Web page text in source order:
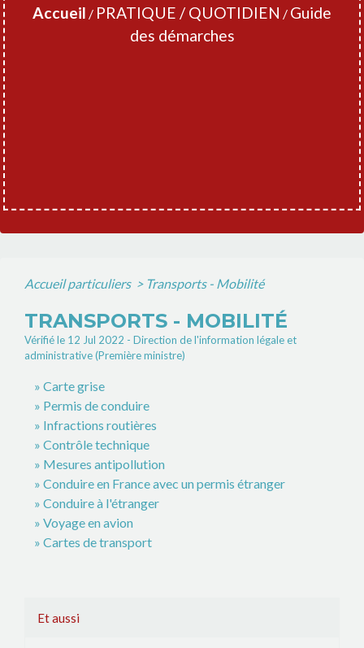
Accueil / PRATIQUE / QUOTIDIEN / Guide
des démarches
Accueil particuliers > Transports - Mobilité
TRANSPORTS - MOBILITÉ
Vérifié le 12 Jul 2022 - Direction de l'information légale et
administrative (Première ministre)
Carte grise
Permis de conduire
Infractions routières
Contrôle technique
Mesures antipollution
Conduire en France avec un permis étranger
Conduire à l'étranger
Voyage en avion
Cartes de transport
Et aussi